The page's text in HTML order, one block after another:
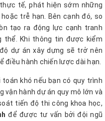
tế, phát hiện sớm những
trễ hạn. Bên cạnh đó, so
tạo ra động lực cạnh tranh
thể. Khi thông tin được kiểm
dự án xây dựng sẽ trở nên
điều hành chiến lược dài hạn.
khó nếu bạn có quy trình
vận hành dự án quy mô lớn và
tiến độ thi công khoa học,
để được tư vấn bởi đội ngũ